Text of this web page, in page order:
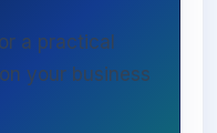
a practical
your business